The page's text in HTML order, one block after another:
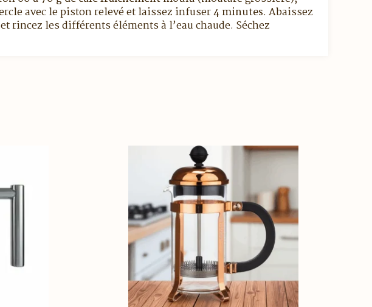
avec le piston relevé et laissez infuser4 minutes. Abaissez
les différents éléments à l’eau chaude. Séchez